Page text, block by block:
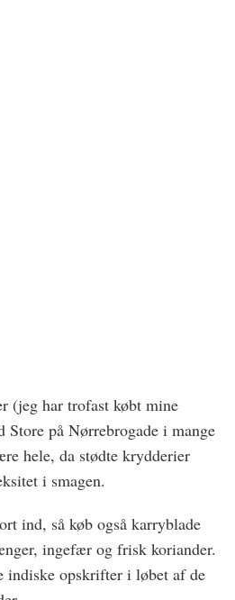
(jeg har trofast købt mine
på Nørrebrogade i mange
hele, da stødte krydderier
i smagen.
ind, så køb også karryblade
ingefær og frisk koriander.
indiske opskrifter i løbet af de